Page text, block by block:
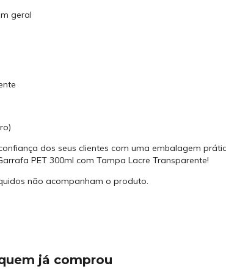
geral
dos seus clientes com uma embalagem
PET 300ml com Tampa Lacre Transparente!
não acompanham o produto.
já comprou